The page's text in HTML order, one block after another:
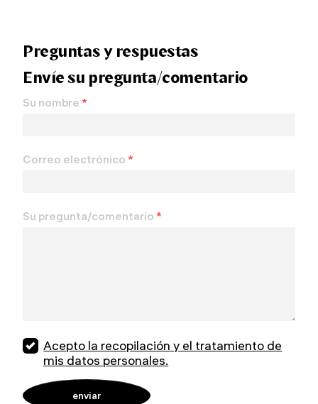
Preguntas y respuestas
Envíe su pregunta/comentario
Su nombre *
Correo electrónico *
Su pregunta/comentario *
Acepto la recopilación y el tratamiento de
mis datos personales.